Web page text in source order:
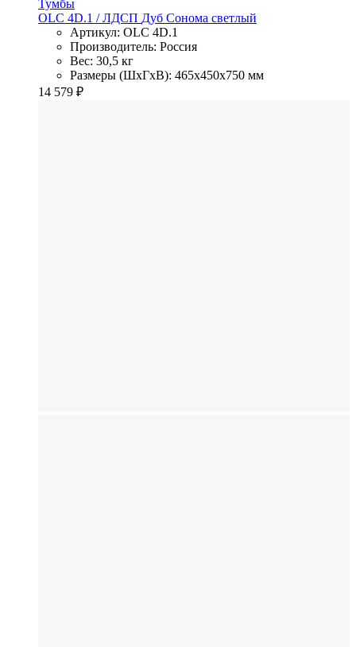
Тумбы
OLC 4D.1 / ЛДСП Дуб Сонома светлый
Артикул: OLC 4D.1
Производитель: Россия
Вес: 30,5 кг
Размеры (ШхГхВ): 465x450x750 мм
14 579 ₽